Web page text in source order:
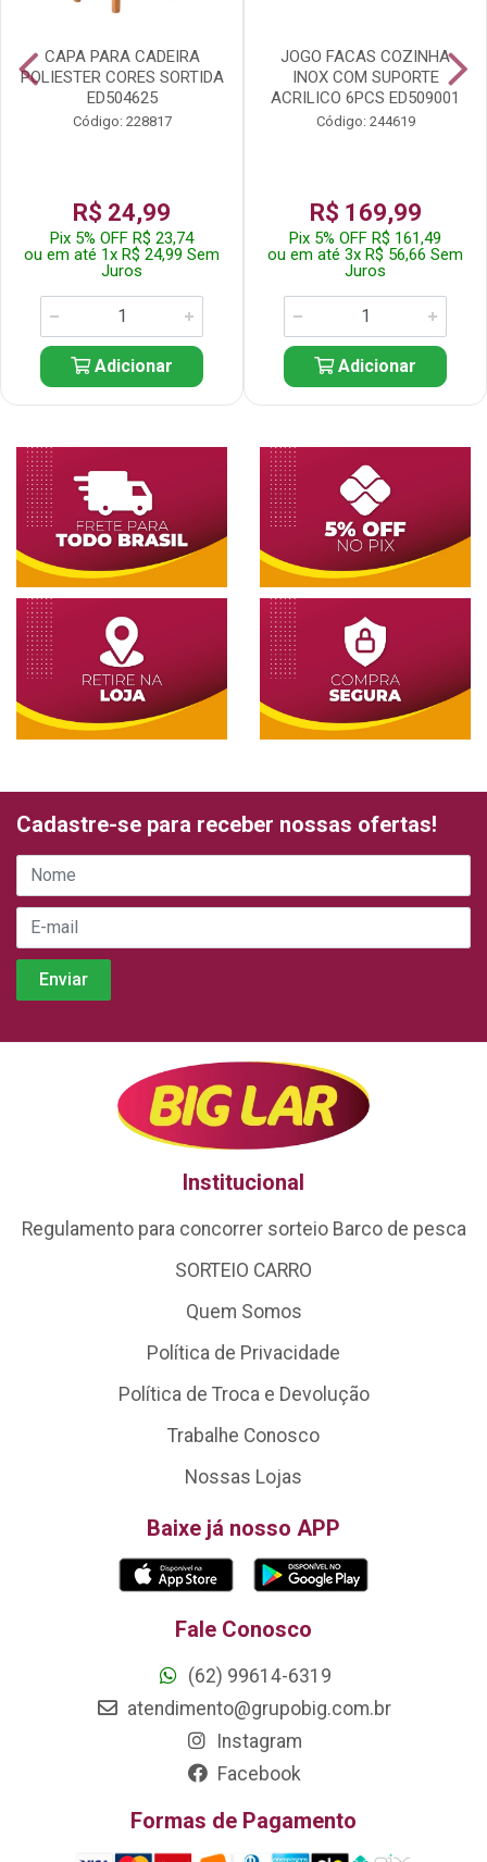
CAPA PARA CADEIRA
POLIESTER CORES SORTIDA
ED504625
Código: 228817
R$ 24,99
Pix 5% OFF R$ 23,74
ou em até 1x R$ 24,99 Sem
Juros
Adicionar
JOGO FACAS COZINHA
INOX COM SUPORTE
ACRILICO 6PCS ED509001
Código: 244619
R$ 169,99
Pix 5% OFF R$ 161,49
ou em até 3x R$ 56,66 Sem
Juros
Adicionar
Cadastre-se para receber nossas ofertas!
Institucional
Regulamento para concorrer sorteio Barco de pesca
SORTEIO CARRO
Quem Somos
Política de Privacidade
Política de Troca e Devolução
Trabalhe Conosco
Nossas Lojas
Baixe já nosso APP
Fale Conosco
(62) 99614-6319
atendimento@grupobig.com.br
Instagram
Facebook
Formas de Pagamento